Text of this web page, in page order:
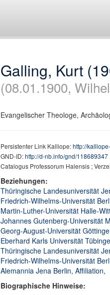
Galling, Kurt
(08.01.1900,
Evangelischer Theologe,
Persistenter Link Kalliope:http://
GND-ID:http://d-nb.info/gnd/118689347
Catalogus Professorum Halensis ;
Beziehungen:
Thüringische Landesuniversität
Friedrich-Wilhelms-Universität
Martin-Luther-Universität Halle-
Johannes Gutenberg-Universität
Georg-August-Universität
Eberhard Karls Universität
Thüringische Landesuniversität
Friedrich-Wilhelms-Universität
Alemannia Jena Berlin, Affiliation,
Biographische Hinweise: